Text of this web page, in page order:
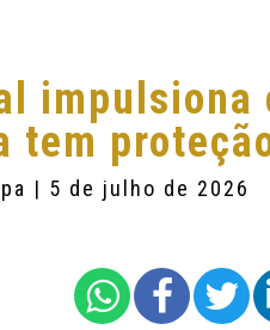
impulsiona
tem
| 5 de julho de 2026